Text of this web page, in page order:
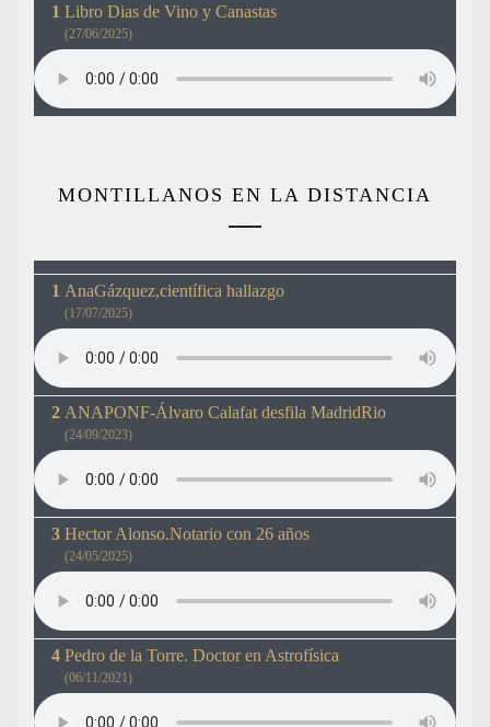
Libro Dias de Vino y Canastas
(27/06/2025)
MONTILLANOS EN LA DISTANCIA
AnaGázquez,científica hallazgo
(17/07/2025)
ANAPONF-Álvaro Calafat desfila MadridRio
(24/09/2023)
Hector Alonso.Notario con 26 años
(24/05/2025)
Pedro de la Torre. Doctor en Astrofísica
(06/11/2021)